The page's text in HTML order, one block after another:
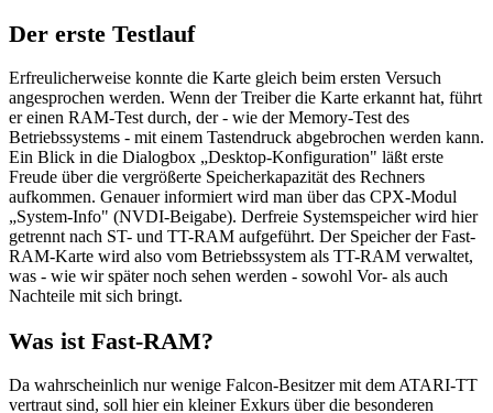
Der erste Testlauf
Erfreulicherweise konnte die Karte gleich beim ersten Versuch
angesprochen werden. Wenn der Treiber die Karte erkannt hat, führt
er einen RAM-Test durch, der - wie der Memory-Test des
Betriebssystems - mit einem Tastendruck abgebrochen werden kann.
Ein Blick in die Dialogbox „Desktop-Konfiguration" läßt erste
Freude über die vergrößerte Speicherkapazität des Rechners
aufkommen. Genauer informiert wird man über das CPX-Modul
„System-Info" (NVDI-Beigabe). Derfreie Systemspeicher wird hier
getrennt nach ST- und TT-RAM aufgeführt. Der Speicher der Fast-
RAM-Karte wird also vom Betriebssystem als TT-RAM verwaltet,
was - wie wir später noch sehen werden - sowohl Vor- als auch
Nachteile mit sich bringt.
Was ist Fast-RAM?
Da wahrscheinlich nur wenige Falcon-Besitzer mit dem ATARI-TT
vertraut sind, soll hier ein kleiner Exkurs über die besonderen